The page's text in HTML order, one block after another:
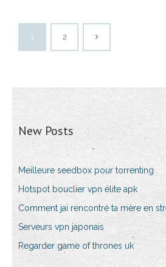
1 2
New Posts
Meilleure seedbox pour torrenting
Hotspot bouclier vpn élite apk
Comment jai rencontré ta mère en
Serveurs vpn japonais
Regarder game of thrones uk